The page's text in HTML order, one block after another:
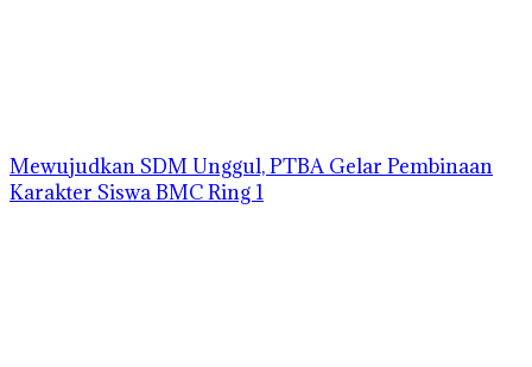
Mewujudkan SDM Unggul, PTBA Gelar Pembinaan
Karakter Siswa BMC Ring 1